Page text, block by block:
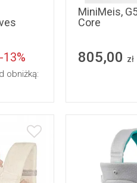
-13%
obniżką:
MiniMeis,
Core
805,00 zł